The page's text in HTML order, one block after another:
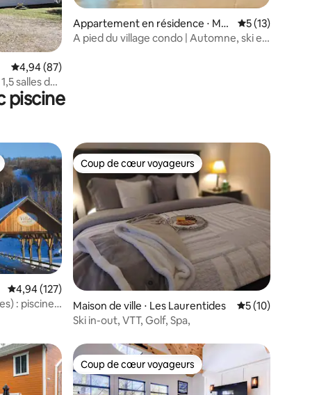
: 4,92 sur 5
Évaluation moyenne sur la base de 87 commentaires : 4,94 sur 5
4,94 (87)
salles de
Appartement en résidence ⋅ Mo
nt-Tremblant
Évaluation
5 (13)
A pied du village condo | Automne, ski et
piscine
: 5 sur 5
plus appréciés
Évaluation moyenne sur la base de 127 commentaires : 4,94 sur 5
4,94 (127)
: piscine,
Coup de cœur voyageurs
Coup de cœur voyageurs
Maison de ville ⋅ Les Laurentides Évaluation
5 (10)
Ski in-out, VTT, Golf, Spa,
Coup de cœur voyageurs
Coup de cœur voyageurs